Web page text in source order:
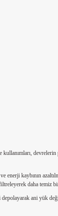
kullanımları,
enerji kaybının
daha temiz
depolayarak ani yük